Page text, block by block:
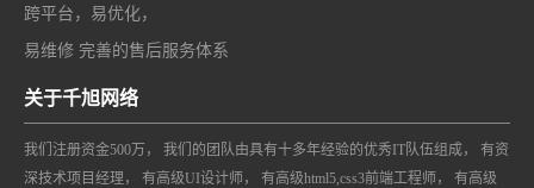
跨平台，易优化，
易维修 完善的售后服务体系
关于千旭网络
我们注册资金500万， 我们的团队由具有十多年经验的优秀IT队伍组成， 有资
深技术项目经理， 有高级UI设计师， 有高级html5,css3前端工程师， 有高级